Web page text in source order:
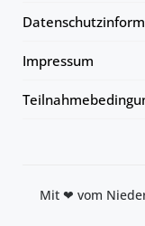
Impressum
Mit ❤ vom